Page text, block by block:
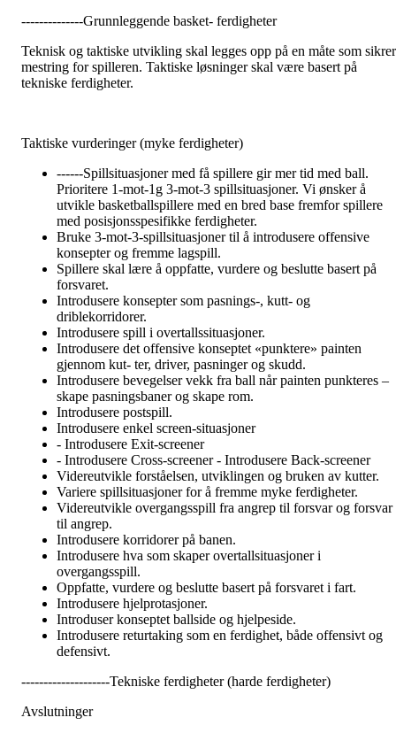
--------------Grunnleggende basket- ferdigheter
Teknisk og taktiske utvikling skal legges opp på en måte som sikrer
mestring for spilleren. Taktiske løsninger skal være basert på
tekniske ferdigheter.
Taktiske vurderinger (myke ferdigheter)
------Spillsituasjoner med få spillere gir mer tid med ball.
Prioritere 1-mot-1g 3-mot-3 spillsituasjoner. Vi ønsker å
utvikle basketballspillere med en bred base fremfor spillere
med posisjonsspesifikke ferdigheter.
Bruke 3-mot-3-spillsituasjoner til å introdusere offensive
konsepter og fremme lagspill.
Spillere skal lære å oppfatte, vurdere og beslutte basert på
forsvaret.
Introdusere konsepter som pasnings-, kutt- og
driblekorridorer.
Introdusere spill i overtallssituasjoner.
Introdusere det offensive konseptet «punktere» painten
gjennom kut- ter, driver, pasninger og skudd.
Introdusere bevegelser vekk fra ball når painten punkteres –
skape pasningsbaner og skape rom.
Introdusere postspill.
Introdusere enkel screen-situasjoner
- Introdusere Exit-screener
- Introdusere Cross-screener - Introdusere Back-screener
Videreutvikle forståelsen, utviklingen og bruken av kutter.
Variere spillsituasjoner for å fremme myke ferdigheter.
Videreutvikle overgangsspill fra angrep til forsvar og forsvar
til angrep.
Introdusere korridorer på banen.
Introdusere hva som skaper overtallsituasjoner i
overgangsspill.
Oppfatte, vurdere og beslutte basert på forsvaret i fart.
Introdusere hjelprotasjoner.
Introduser konseptet ballside og hjelpeside.
Introdusere returtaking som en ferdighet, både offensivt og
defensivt.
--------------------Tekniske ferdigheter (harde ferdigheter)
Avslutninger